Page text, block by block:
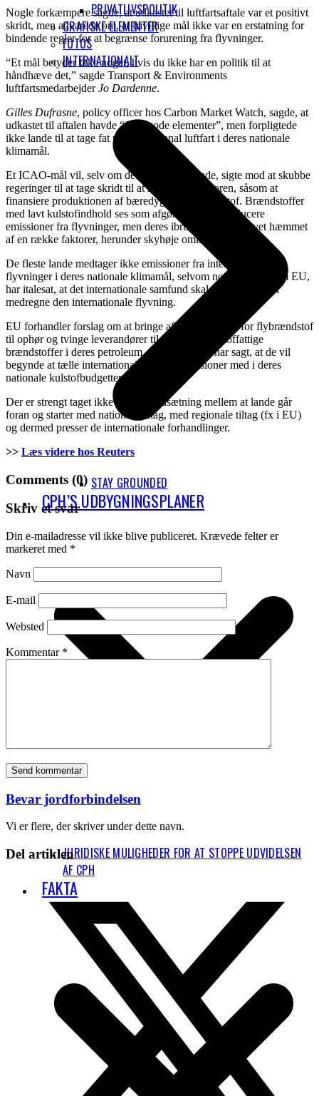
PRIVATLIVSPOLITIK
GRAFISKE ELEMENTER
FOTOS
INTERNATIONALT
STAY GROUNDED
CPH’S UDBYGNINGSPLANER
JURIDISKE MULIGHEDER FOR AT STOPPE UDVIDELSEN
AF CPH
FAKTA
Nogle forkæmpere sagde, at udkastet til luftfartsaftale var et positivt
skridt, men advarede om, at frivillige mål ikke var en erstatning for
bindende regler for at begrænse forurening fra flyvninger.
“Et mål betyder ikke noget, hvis du ikke har en politik til at
håndhæve det,” sagde Transport & Environments
luftfartsmedarbejderJo Dardenne.
Gilles Dufrasne, policy officer hos Carbon Market Watch, sagde, at
udkastet til aftalen havde “flere gode elementer”, men forpligtede
ikke lande til at tage fat på international luftfart i deres nationale
klimamål.
Et ICAO-mål vil, selv om det ikke er bindende, sigte mod at skubbe
regeringer til at tage skridt til at rydde op i sektoren, såsom at
finansiere produktionen af ​​bæredygtigt flybrændstof. Brændstoffer
med lavt kulstofindhold ses som afgørende for at reducere
emissioner fra flyvninger, men deres ibrugtagelse er blevet hæmmet
af en række faktorer, herunder skyhøje omkostninger.
De fleste lande medtager ikke emissioner fra internationale
flyvninger i deres nationale klimamål, selvom nogle lande, som EU,
har italesat, at det internationale samfund skal vænne sig til at
medregne den internationale flyvning.
EU forhandler forslag om at bringe afgiftsfritagelser for flybrændstof
til ophør og tvinge leverandører til at blande kulstoffattige
brændstoffer i deres petroleum. Storbritannien har sagt, at de vil
begynde at tælle internationale luftfartsemissioner med i deres
nationale kulstofbudgetter.
Der er strengt taget ikke nogen modsætning mellem at lande går
foran og starter med nationale tiltag, med regionale tiltag (fx i EU)
og dermed presser de internationale forhandlinger.
>> Læs videre hos Reuters
Comments (0)
Skriv et svar
Din e-mailadresse vil ikke blive publiceret. Krævede felter er
markeret med *
Navn
E-mail
Websted
Kommentar *
Bevar jordforbindelsen
Vi er flere, der skriver under dette navn.
Del artiklen